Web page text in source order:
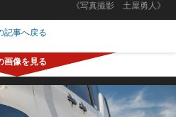
《写真撮影 土屋勇人》
記事へ戻る